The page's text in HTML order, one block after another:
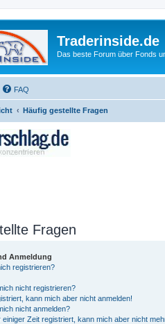
Traderinside.de
Das beste Forum über Fonds
FAQ
Häufig gestellte Fragen
Fragen
Anmeldung
registrieren?
nicht registrieren?
kann mich aber nicht anmelden!
nicht anmelden?
einiger Zeit registriert, kann mich aber nicht